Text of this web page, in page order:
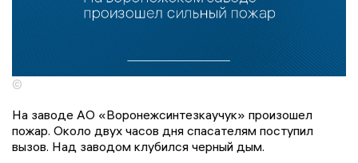
©
На заводе АО «Воронежсинтезкаучук» произошел
пожар. Около двух часов дня спасателям поступил
вызов. Над заводом клубился черный дым.